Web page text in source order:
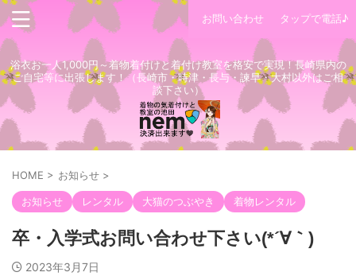
お問い合わせ タップで電話♪
浴衣お一人1,000円～着物着付けと着付け教室を格安で実現！長崎県内の
ご自宅等に出張します！（長崎市・時津・長与・諫早・大村以外はご相
談下さい）
HOME > お知らせ >
お知らせ レンタル 大猫のつぶやき 着物レンタル
卒・入学式お問い合わせ下さい(*´∀｀)
2023年3月7日